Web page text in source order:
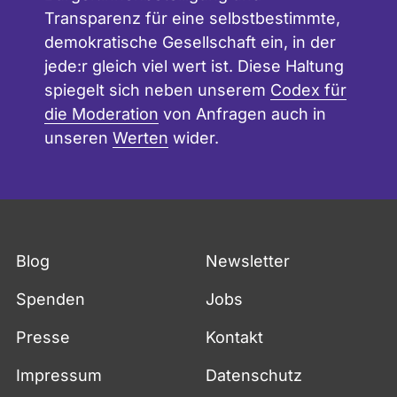
Transparenz für eine selbstbestimmte,
demokratische Gesellschaft ein, in der
jede:r gleich viel wert ist. Diese Haltung
spiegelt sich neben unserem Codex für
die Moderation von Anfragen auch in
unseren Werten wider.
Blog Newsletter
Spenden Jobs
Presse Kontakt
Impressum Datenschutz